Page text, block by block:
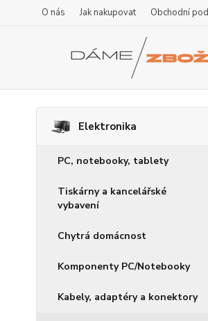
O nás Jak nakupovat Obchodní
Elektronika
PC, notebooky, tablety
Tiskárny a kancelářské
vybavení
Chytrá domácnost
Komponenty PC/Notebooky
Kabely, adaptéry a konektory